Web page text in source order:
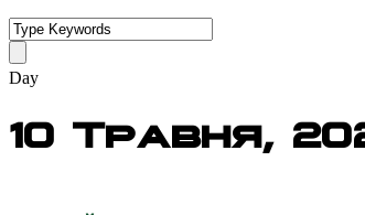
Day
10 Травня,